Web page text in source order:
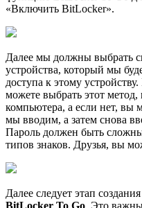
«Включить BitLocker».
Далее мы должны выбрать
устройства, который мы
доступа к этому
можете выбрать этот
компьютера, а если нет, вы
мы вводим, а затем снова
Пароль должен быть
типов знаков. Друзья, вы
Далее следует этап создания
BitLocker To Go . Это